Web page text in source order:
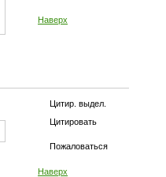
Наверх
Цитир. выдел.
Цитировать
Пожаловаться
Наверх